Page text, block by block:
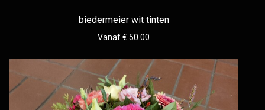
biedermeier wit tinten
Vanaf € 50.00